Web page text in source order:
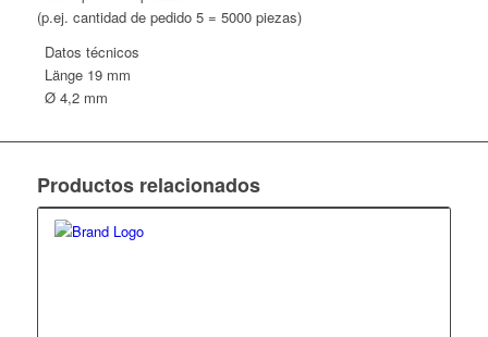
(p.ej. cantidad de pedido 5 = 5000 piezas)
Datos técnicos
Länge 19 mm
Ø 4,2 mm
Productos relacionados